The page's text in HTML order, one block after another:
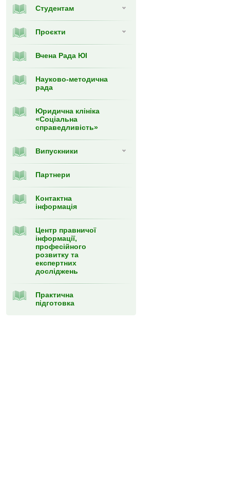
Студентам
Проєкти
Вчена Рада ЮІ
Науково-методична
рада
Юридична клініка
«Соціальна
справедливість»
Випускники
Партнери
Контактна
інформація
Центр правничої
інформації,
професійного
розвитку та
експертних
досліджень
Практична
підготовка